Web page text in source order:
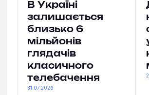
В Україні
залишається
близько 6
мільйонів
глядачів
класичного
телебачення
31.07.2026